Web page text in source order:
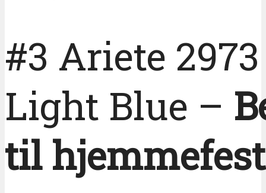
#3 Ariete 2973
Light Blue –
til